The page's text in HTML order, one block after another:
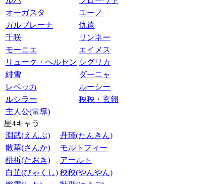
オーガスタ
ユーノ
ガルブレーナ
仇遠
千咲
リンネー
モーニエ
エイメス
リューク・ヘルセン シグリカ
緋雪
ダーニャ
レベッカ
ルーシー
ルシラー
秧秧・玄翎
主人公(電導)
星4キャラ
淵武(えんぶ)
丹瑾(たんきん)
散華(さんか)
モルトフィー
桃祈(たおき)
アールト
白芷(びゃくし) 秧秧(やんやん)